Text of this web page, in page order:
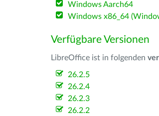
Windows Aarch64
Windows x86_64
Verfügbare Versionen
LibreOffice ist in folgenden
26.2.5
26.2.4
26.2.3
26.2.2